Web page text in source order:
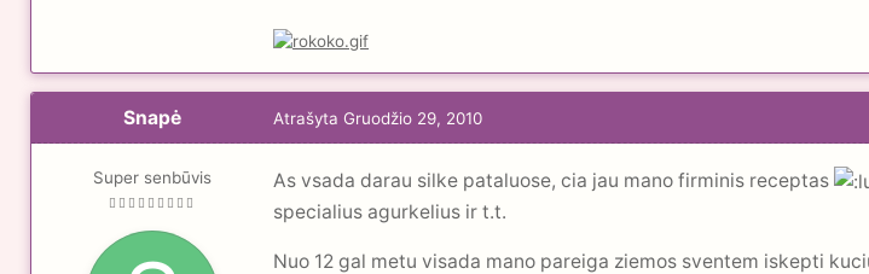
Snapė
Super senbūvis
Atrašyta Gruodžio 29, 2010
As vsada darau silke pataluose, cia jau mano firminis receptas
specialius agurkelius ir t.t.
Nuo 12 gal metu visada mano pareiga ziemos sventem iskepti